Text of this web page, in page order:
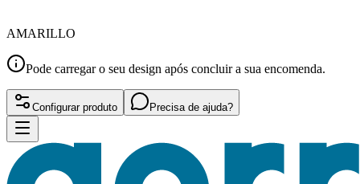
AMARILLO
Pode carregar o seu design após concluir a sua encomenda.
Configurar produto Precisa de ajuda?